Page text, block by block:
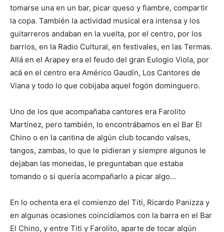
tomarse una en un bar, picar queso y fiambre, compartir
la copa. También la actividad musical era intensa y los
guitarreros andaban en la vuelta, por el centro, por los
barrios, en la Radio Cultural, en festivales, en las Termas.
Allá en el Arapey era el feudo del gran Eulogio Viola, por
acá en el centro era Américo Gaudín, Los Cantores de
Viana y todo lo que cobijaba aquel fogón dominguero.
Uno de los que acompañaba cantores era Farolito
Martínez, pero también, lo encontrábamos en el Bar El
Chino o en la cantina de algún club tocando valses,
tangos, zambas, lo que le pidieran y siempre algunos le
dejaban las monedas, le preguntaban que estaba
tomando o si quería acompañarlo a picar algo…
En lo ochenta era el comienzo del Titi, Ricardo Panizza y
en algunas ocasiones coincidíamos con la barra en el Bar
El Chino, y entre Titi y Farolito, aparte de tocar algún